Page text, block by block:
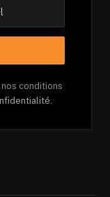
nos conditions